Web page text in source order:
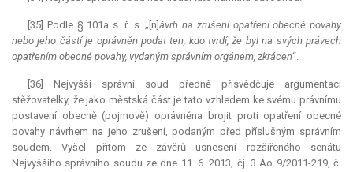
[35] Podle § 101a s. ř. s. „[n]ávrh na zrušení opatření obecné povahy
nebo jeho částí je oprávněn podat ten, kdo tvrdí, že byl na svých právech
opatřením obecné povahy, vydaným správním orgánem, zkrácen“.
[36] Nejvyšší správní soud předně přisvědčuje argumentaci
stěžovatelky, že jako městská část je tato vzhledem ke svému právnímu
postavení obecně (pojmově) oprávněna brojit proti opatření obecné
povahy návrhem na jeho zrušení, podaným před příslušným správním
soudem. Vyšel přitom ze závěrů usnesení rozšířeného senátu
Nejvyššího správního soudu ze dne 11. 6. 2013, čj. 3 Ao 9/2011-219, č.